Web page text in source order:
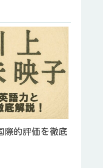
際的評価を徹底